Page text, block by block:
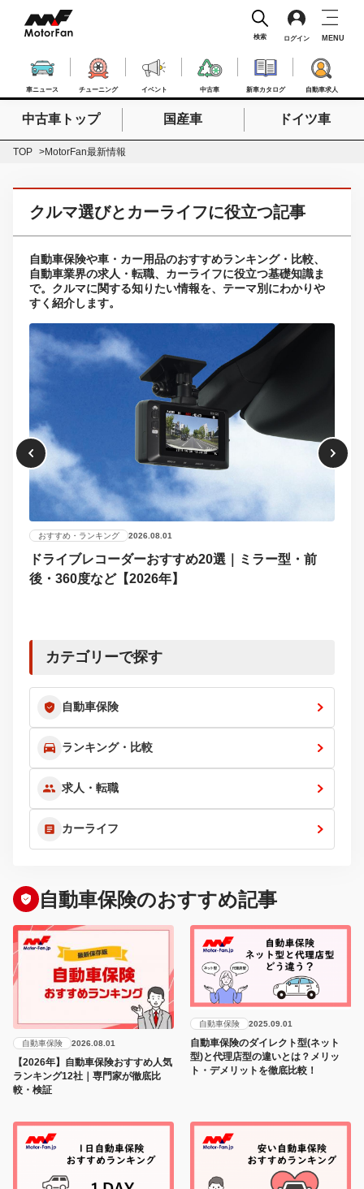
車ニュース チューニング イベント 中古車 新車カタログ 自動車求人
検索 ログイン MENU
検索したいキーワードを入力
中古車トップ 国産車 ドイツ車
TOP MotorFan最新情報
クルマ選びとカーライフに役立つ記事
自動車保険や車・カー用品のおすすめランキング・比較、
自動車業界の求人・転職、カーライフに役立つ基礎知識ま
で。クルマに関する知りたい情報を、テーマ別にわかりや
すく紹介します。
おすすめ・ランキング 2026.08.01
ドライブレコーダーおすすめ20選｜ミラー型・前
後・360度など【2026年】
カテゴリーで探す
自動車保険
ランキング・比較
求人・転職
カーライフ
自動車保険のおすすめ記事
自動車保険 2026.08.01
【2026年】自動車保険おすすめ人気
ランキング12社｜専門家が徹底比
較・検証
自動車保険 2025.09.01
自動車保険のダイレクト型(ネット
型)と代理店型の違いとは？メリッ
ト・デメリットを徹底比較！